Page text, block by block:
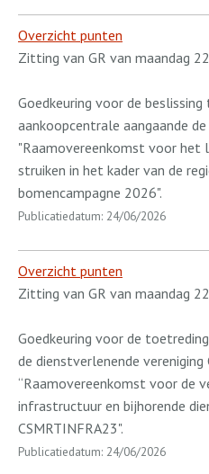
Overzicht punten
Zitting van GR van maandag
Goedkeuring voor de
aankoopcentrale aangaande
"Raamovereenkomst voor het
struiken in het kader van de
bomencampagne 2026".
Publicatiedatum: 24/06/2026
Overzicht punten
Zitting van GR van maandag
Goedkeuring voor de
de dienstverlenende vereniging
“Raamovereenkomst voor de
infrastructuur en bijhorende
CSMRTINFRA23".
Publicatiedatum: 24/06/2026